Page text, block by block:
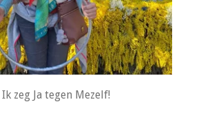
Ik zeg Ja tegen Mezelf!